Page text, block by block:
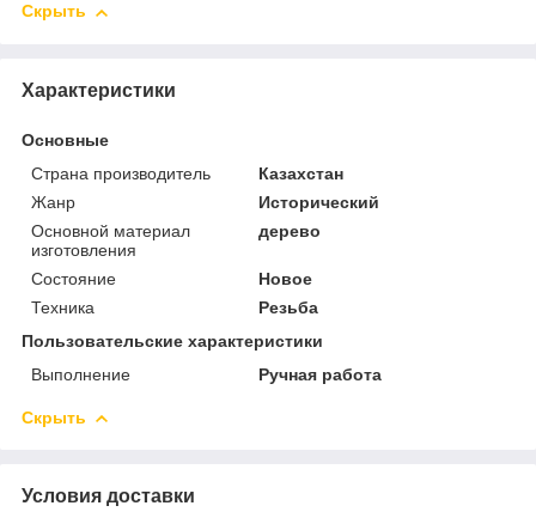
Скрыть
Характеристики
Основные
Страна производитель
Казахстан
Жанр
Исторический
Основной материал
изготовления
дерево
Состояние
Новое
Техника
Резьба
Пользовательские характеристики
Выполнение
Ручная работа
Скрыть
Условия доставки